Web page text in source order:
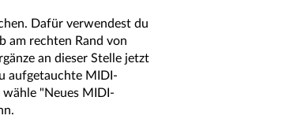
Dafür verwendest du
am rechten Rand von
an dieser Stelle jetzt
aufgetauchte MIDI-
"Neues MIDI-